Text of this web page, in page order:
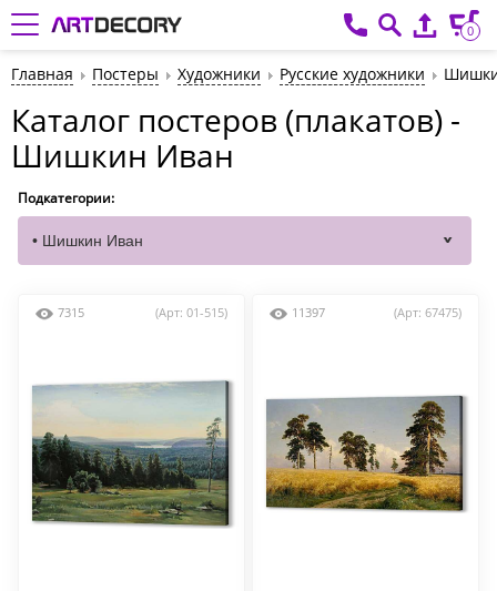
0
Главная Постеры Художники Русские художники
Каталог постеров (плакатов) -
Шишкин Иван
Подкатегории:
7315 (Арт: 01-515) 11397 (Арт: 67475)